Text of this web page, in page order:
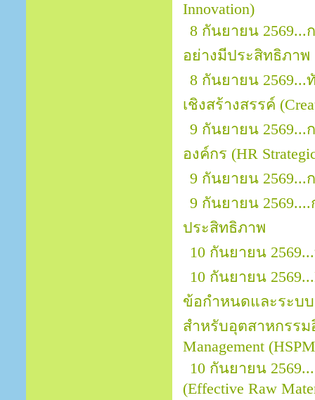
Innovation)
8 กันยายน
อย่างมีประสิทธิภาพ
8 กันยายน
เชิงสร้างสรรค์
9 กันยายน
องค์กร (HR
9 กันยายน
9 กันยายน
ประสิทธิภาพ
10 กันยายน
10 กันยายน
ข้อกำหนดและระบบ
สำหรับอุตสาหกรรมอิ
Management
10 กันยายน
(Effective Raw